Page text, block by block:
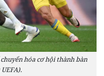
hóa cơ hội thành bàn